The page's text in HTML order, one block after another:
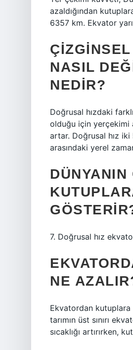
azaldığından
6357 km. Ekvator
NASIL
NEDIR?
Doğrusal hızdaki
olduğu için yerçekimi
artar. Doğrusal hız
arasındaki yerel
7. Doğrusal hız
NE
Ekvatordan kutuplara
tarımın üst sınırı
sıcaklığı artırırken,